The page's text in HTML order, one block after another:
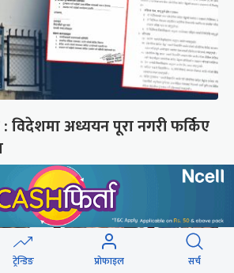
विदेशमा अध्ययन पूरा नगरी फर्किए
ट्रेन्डिङ प्रोफाइल सर्च